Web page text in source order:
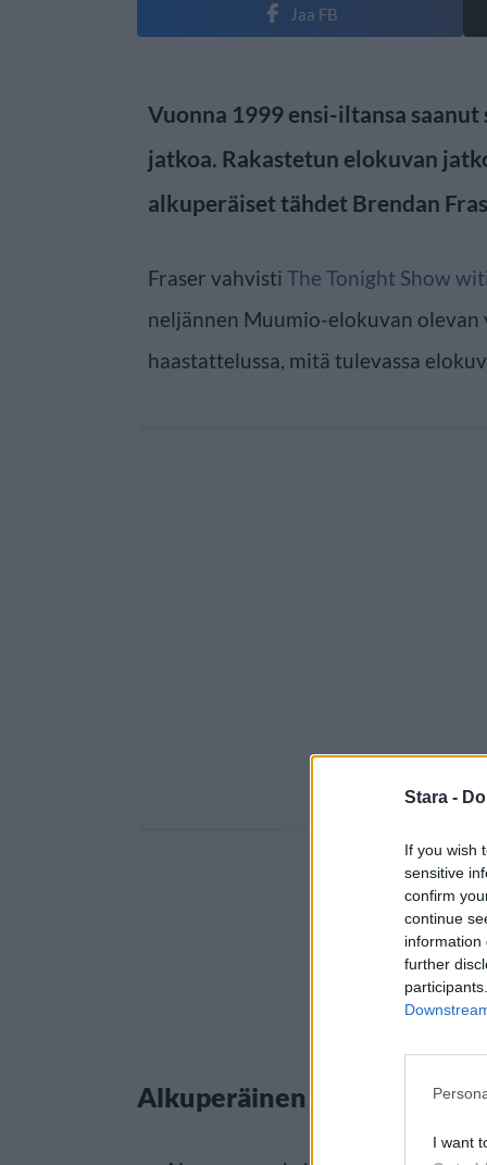
Stara -
If you wish
sensitive
confirm
continue
information
further
I want
Jaa FB
Vuonna 1999 ensi-iltansa
jatkoa. Rakastetun elokuvan
alkuperäiset tähdet Brendan
Fraser vahvisti The Tonight Show
neljännen Muumio-elokuvan
haastattelussa, mitä tulevassa
Alkuperäinen joukko